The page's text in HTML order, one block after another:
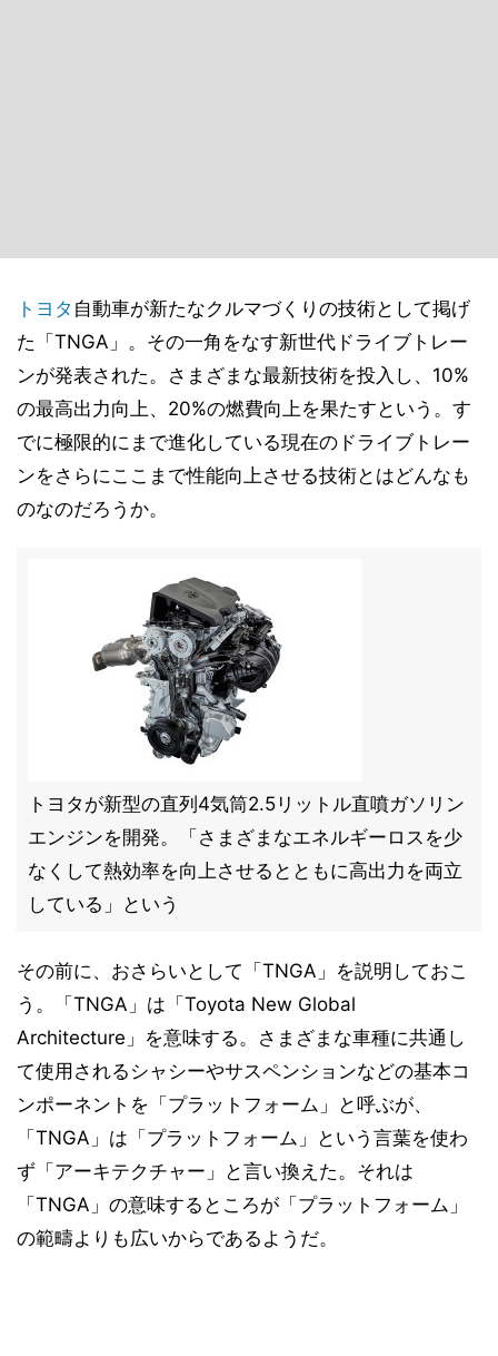
トヨタ 自動車が新たなクルマづくりの技術として掲げ
た「TNGA」。その一角をなす新世代ドライブトレー
ンが発表された。さまざまな最新技術を投入し、10%
の最高出力向上、20%の燃費向上を果たすという。す
でに極限的にまで進化している現在のドライブトレー
ンをさらにここまで性能向上させる技術とはどんなも
のなのだろうか。
トヨタが新型の直列4気筒2.5リットル直噴ガソリン
エンジンを開発。「さまざまなエネルギーロスを少
なくして熱効率を向上させるとともに高出力を両立
している」という
その前に、おさらいとして「TNGA」を説明しておこ
う。「TNGA」は「Toyota New Global
Architecture」を意味する。さまざまな車種に共通し
て使用されるシャシーやサスペンションなどの基本コ
ンポーネントを「プラットフォーム」と呼ぶが、
「TNGA」は「プラットフォーム」という言葉を使わ
ず「アーキテクチャー」と言い換えた。それは
「TNGA」の意味するところが「プラットフォーム」
の範疇よりも広いからであるようだ。